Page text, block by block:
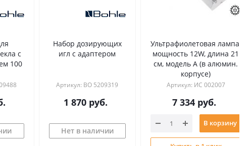
для
перед
5107911
Стальная металлическая
вата, 150 грамм, чистота
Артикул: ИС 005171
450руб.
В корзину
Безворсовое бумажное
полотенце для очистки
стекла, 500 листов, цвет
белый
Артикул: ИС 005679
3 200руб.
В корзину